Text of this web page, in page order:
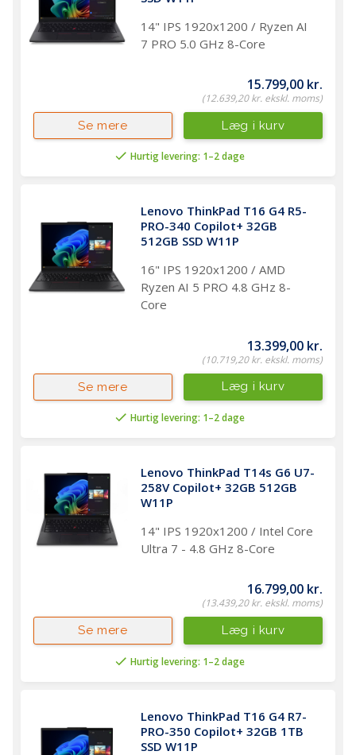
14" IPS 1920x1200 / Ryzen AI
7 PRO 5.0 GHz 8-Core
15.799,00 kr.
(12.639,20 kr. ekskl. moms)
Hurtig levering: 1–2 dage
Læg i kurv
Se mere
Lenovo ThinkPad T16 G4 R5-
PRO-340 Copilot+ 32GB
512GB SSD W11P
16" IPS 1920x1200 / AMD
Ryzen AI 5 PRO 4.8 GHz 8-
Core
13.399,00 kr.
(10.719,20 kr. ekskl. moms)
Hurtig levering: 1–2 dage
Læg i kurv
Se mere
Lenovo ThinkPad T14s G6 U7-
258V Copilot+ 32GB 512GB
W11P
14" IPS 1920x1200 / Intel Core
Ultra 7 - 4.8 GHz 8-Core
16.799,00 kr.
(13.439,20 kr. ekskl. moms)
Hurtig levering: 1–2 dage
Læg i kurv
Se mere
Lenovo ThinkPad T16 G4 R7-
PRO-350 Copilot+ 32GB 1TB
SSD W11P